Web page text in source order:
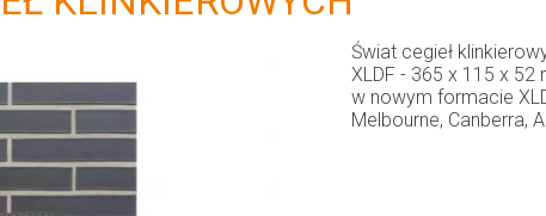
Świat cegieł
XLDF - 365 x 115 x
w nowym formacie
Melbourne, Canberra,